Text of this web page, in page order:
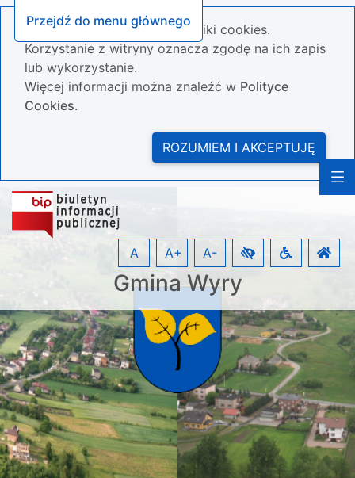
Przejdź do menu głównego
Nasza strona wykorzystuje pliki cookies.
Korzystanie z witryny oznacza zgodę na ich zapis
lub wykorzystanie.
Więcej informacji można znaleźć w Polityce
Cookies.
ROZUMIEM I AKCEPTUJĘ
Gmina Wyry
A A+ A-